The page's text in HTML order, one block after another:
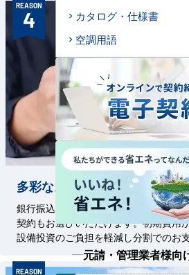
REASON
4
多彩なお支払い方法
銀行振込、クレジットカード払いはも
契約もお選びいただけます。初期費用
設備投資のご負担を軽減し分割でのお
REASON
カタログ・仕様書
空調用語
元請・管理業者様向